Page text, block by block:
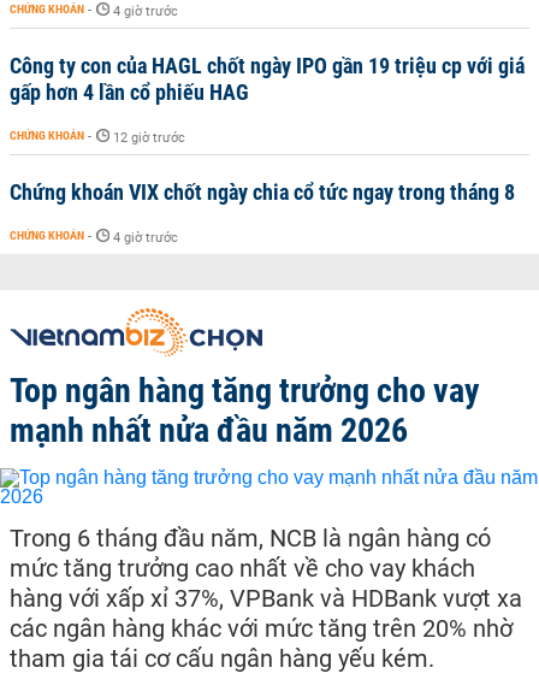
CHỨNG KHOÁN - 4 giờ trước
Công ty con của HAGL chốt ngày IPO gần 19 triệu cp với giá
gấp hơn 4 lần cổ phiếu HAG
CHỨNG KHOÁN - 12 giờ trước
Chứng khoán VIX chốt ngày chia cổ tức ngay trong tháng 8
CHỨNG KHOÁN - 4 giờ trước
Top ngân hàng tăng trưởng cho vay
mạnh nhất nửa đầu năm 2026
Trong 6 tháng đầu năm, NCB là ngân hàng có
mức tăng trưởng cao nhất về cho vay khách
hàng với xấp xỉ 37%, VPBank và HDBank vượt xa
các ngân hàng khác với mức tăng trên 20% nhờ
tham gia tái cơ cấu ngân hàng yếu kém.